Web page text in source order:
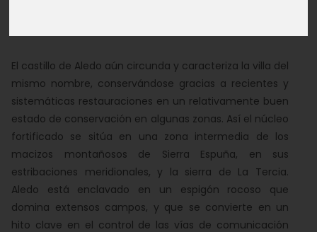
El castillo de Aledo aún circunda y caracteriza la villa del
mismo nombre, conservándose gracias a recientes y
sistemáticas restauraciones en un relativamente buen
estado de conservación en algunas zonas. Así el núcleo
fortificado se sitúa en una zona intermedia de los
macizos montañosos de Sierra Espuña, en sus
estribaciones meridionales, y la sierra de La Tercia.
Aledo está enclavado en un espigón rocoso que
domina extensos campos, y que se convierte en un
hito clave en el control de las vías de comunicación